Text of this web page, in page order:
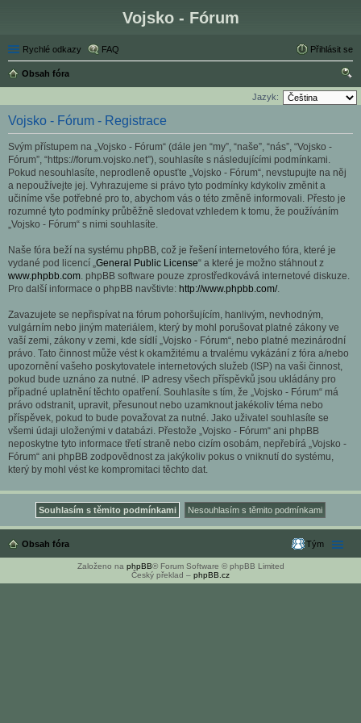
Vojsko - Fórum
Rychlé odkazy FAQ Přihlásit se
Obsah fóra
led
Jazyk:
Vojsko - Fórum - Registrace
Svým přístupem na „Vojsko - Fórum“ (dále jen “my”, “naše”, “nás”, “Vojsko -
Fórum”, “https://forum.vojsko.net”), souhlasíte s následujícími podmínkami.
Pokud nesouhlasíte, neprodleně opusťte „Vojsko - Fórum“, nevstupujte na něj
a nepoužívejte jej. Vyhrazujeme si právo tyto podmínky kdykoliv změnit a
učiníme vše potřebné pro to, abychom vás o této změně informovali. Přesto je
rozumné tyto podmínky průběžně sledovat vzhledem k tomu, že používáním
„Vojsko - Fórum“ s nimi souhlasíte.
Naše fóra beží na systému phpBB, což je řešení internetového fóra, které je
vydané pod licencí „General Public License“ a které je možno stáhnout z
www.phpbb.com. phpBB software pouze zprostředkovává internetové diskuze.
Pro další informace o phpBB navštivte: http://www.phpbb.com/.
Zavazujete se nepřispívat na fórum pohoršujícím, hanlivým, nevhodným,
vulgárním nebo jiným materiálem, který by mohl porušovat platné zákony ve
vaší zemi, zákony v zemi, kde sídlí „Vojsko - Fórum“, nebo platné mezinárodní
právo. Tato činnost může vést k okamžitému a trvalému vykázání z fóra a/nebo
upozornění vašeho poskytovatele internetových služeb (ISP) na vaši činnost,
pokud bude uznáno za nutné. IP adresy všech příspěvků jsou ukládány pro
případné uplatnění těchto opatření. Souhlasíte s tím, že „Vojsko - Fórum“ má
právo odstranit, upravit, přesunout nebo uzamknout jakékoliv téma nebo
příspěvek, pokud to bude považovat za nutné. Jako uživatel souhlasíte se
všemi údaji uloženými v databázi. Přestože „Vojsko - Fórum“ ani phpBB
neposkytne tyto informace třetí straně nebo cizím osobám, nepřebírá „Vojsko -
Fórum“ ani phpBB zodpovědnost za jakýkoliv pokus o vniknutí do systému,
který by mohl vést ke kompromitaci těchto dat.
Obsah fóra Tým
Založeno na phpBB® Forum Software © phpBB Limited
Český překlad – phpBB.cz